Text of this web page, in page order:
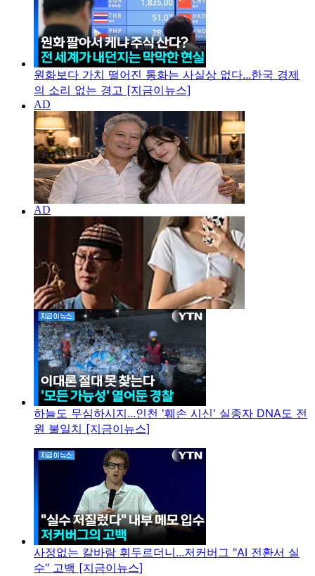
원화보다 가치 떨어진 통화는 사실상 없다...한국 경제
의 소리 없는 경고 [지금이뉴스]
하늘도 무심하시지...인천 '훼손 시신' 실종자 DNA도 전
원 불일치 [지금이뉴스]
사정없는 칼바람 휘두르더니...저커버그 "AI 전환서 실
수" 고백 [지금이뉴스]